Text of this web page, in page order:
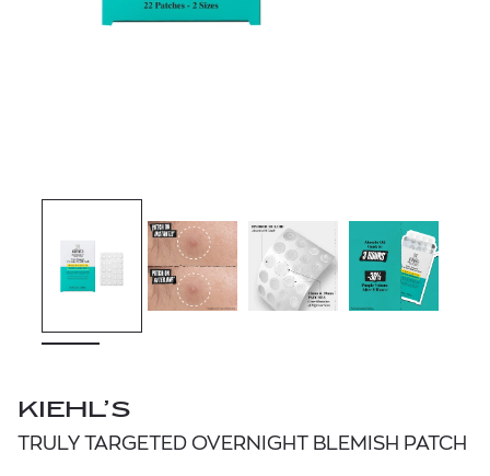
KIEHL’S
TRULY TARGETED OVERNIGHT BLEMISH PATCH